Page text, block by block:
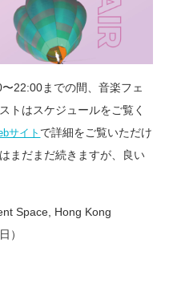
22:00までの間、音楽フェ
トはスケジュールをご覧く
サイト で詳細をご覧いただけ
まだまだ続きますが、良い
Space, Hong Kong
）